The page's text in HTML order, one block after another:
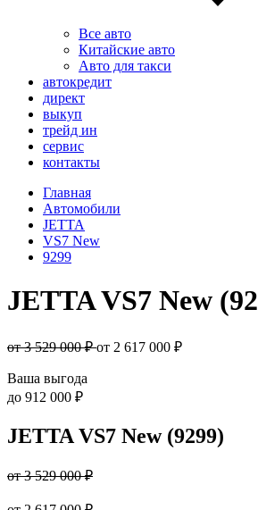
Все авто
Китайские авто
Авто для такси
автокредит
директ
выкуп
трейд ин
сервис
контакты
Главная
Автомобили
JETTA
VS7 New
9299
JETTA VS7 New
от 3 529 000 ₽от 2 617 000 ₽
Ваша выгода
до 912 000 ₽
JETTA VS7 New (9299)
от 3 529 000 ₽